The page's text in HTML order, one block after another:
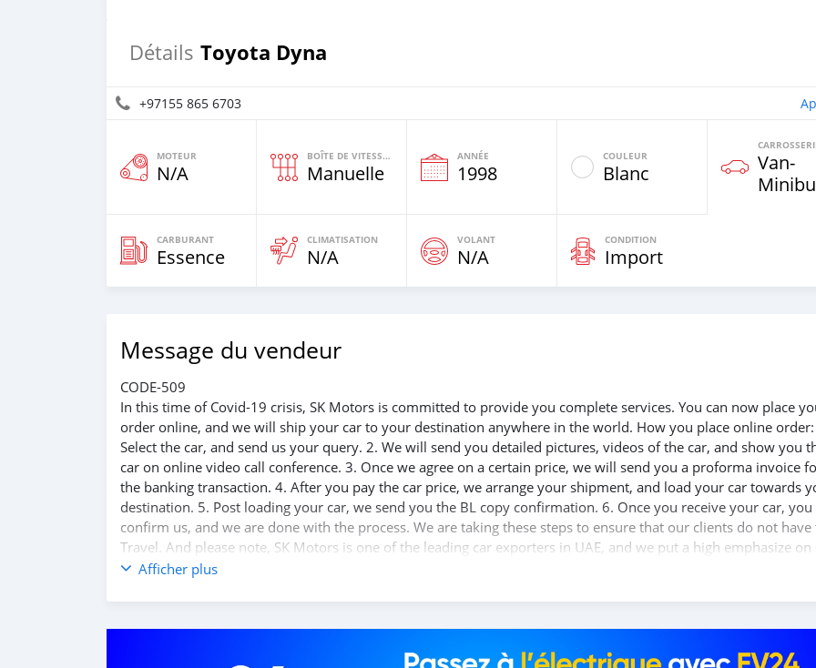
Détails Toyota Dyna
+97155 865 6703
MOTEUR
N/A
BOÎTE DE VITESSES
Manuelle
ANNÉE
1998
COULEUR
Blanc
Van‒
CARBURANT
Essence
CLIMATISATION
N/A
VOLANT
N/A
CONDITION
Import
Message du vendeur
CODE-509
In this time of Covid-19 crisis, SK Motors is committed to provide you complete services. You can now place
order online, and we will ship your car to your destination anywhere in the world. How you place online
Select the car, and send us your query. 2. We will send you detailed pictures, videos of the car, and show you
car on online video call conference. 3. Once we agree on a certain price, we will send you a proforma invoice
the banking transaction. 4. After you pay the car price, we arrange your shipment, and load your car towards
destination. 5. Post loading your car, we send you the BL copy confirmation. 6. Once you receive your car, you
confirm us, and we are done with the process. We are taking these steps to ensure that our clients do not have
Travel. And please note, SK Motors is one of the leading car exporters in UAE, and we put a high emphasize
customer satisfaction. We are always here, to help you, and guide you towards the
Afficher plus